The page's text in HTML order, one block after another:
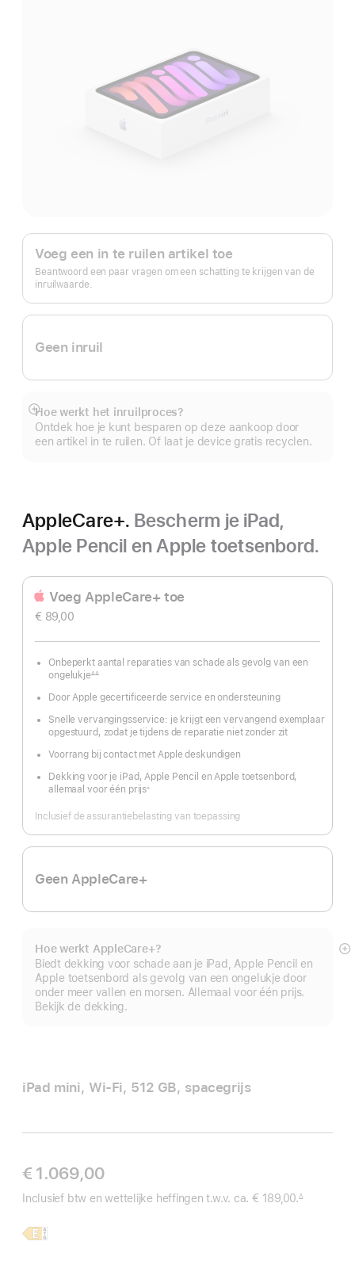
Apple Trade In.
Voeg een in te ruilen artikel toe
Beantwoord een paar vragen om een schatting te krijgen van de
inruilwaarde.
Geen inruil
Hoe werkt het inruilproces?
Ontdek hoe je kunt besparen op deze aankoop door
een artikel in te ruilen. Of laat je device gratis recyclen.
Meer
AppleCare+. Bescherm je iPad,
Apple Pencil en Apple toetsenbord.
Voeg AppleCare+ toe
€ 89,00
Onbeperkt aantal reparaties van schade als gevolg van een
ongelukje
Voetnoot
∆∆
Door Apple gecertificeerde service en ondersteuning
Snelle vervangingsservice: je krijgt een vervangend exemplaar
opgestuurd, zodat je tijdens de reparatie niet zonder zit
Voorrang bij contact met Apple deskundigen
Dekking voor je iPad, Apple Pencil en Apple toetsenbord,
allemaal voor één prijs※
Inclusief de assurantiebelasting van toepassing
Geen AppleCare+
Hoe werkt AppleCare+?
Biedt dekking voor schade aan je iPad, Apple Pencil en
Apple toetsenbord als gevolg van een ongelukje door
onder meer vallen en morsen. Allemaal voor één prijs.
Bekijk de dekking.
iPad mini, Wi‑Fi, 512 GB, spacegrijs
€ 1.069,00
Inclusief btw en wettelijke heffingen t.w.v. ca.€ 189,00.
Voetnoot
∆
Meer